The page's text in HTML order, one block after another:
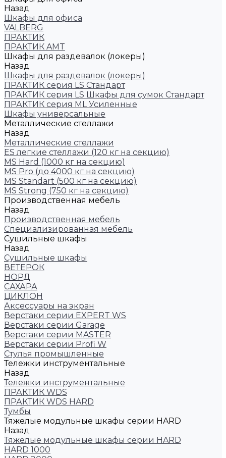
Назад
Шкафы для офиса
VALBERG
ПРАКТИК
ПРАКТИК AMT
Шкафы для раздевалок (локеры)
Назад
Шкафы для раздевалок (локеры)
ПРАКТИК cерия LS Стандарт
ПРАКТИК серия LS Шкафы для сумок Стандарт
ПРАКТИК серия ML Усиленные
Шкафы универсальные
Металлические стеллажи
Назад
Металлические стеллажи
ES легкие стеллажи (120 кг на секцию)
MS Hard (1000 кг на секцию)
MS Pro (до 4000 кг на секцию)
MS Standart (500 кг на секцию)
MS Strong (750 кг на секцию)
Производственная мебель
Назад
Производственная мебель
Cпециализированная мебель
Cушильные шкафы
Назад
Cушильные шкафы
ВЕТЕРОК
НОРД
САХАРА
ЦИКЛОН
Аксессуары на экран
Верстаки серии EXPERT WS
Верстаки серии Garage
Верстаки серии MASTER
Верстаки серии Profi W
Стулья промышленные
Тележки инструментальные
Назад
Тележки инструментальные
ПРАКТИК WDS
ПРАКТИК WDS HARD
Тумбы
Тяжелые модульные шкафы серии HARD
Назад
Тяжелые модульные шкафы серии HARD
HARD 1000